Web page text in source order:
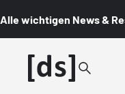
Alle wichtigen News &